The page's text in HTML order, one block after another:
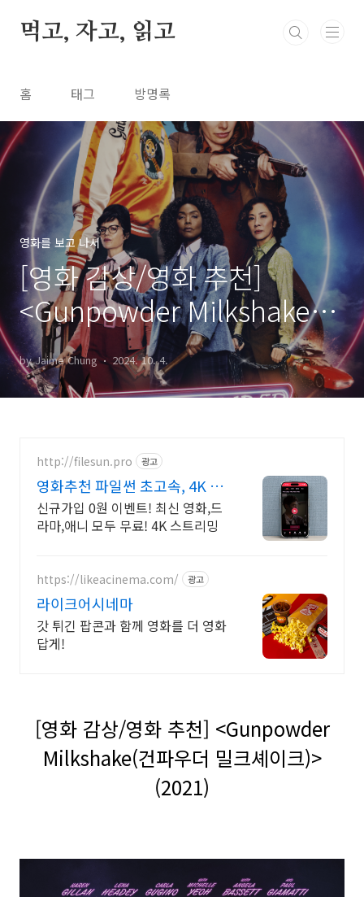
먹고, 자고, 읽고
홈 태그 방명록
영화를 보고 나서
[영화 감상/영화 추천]
<Gunpowder Milkshake(건
파우더 밀크셰이크)>(2021)
by Jaime Chung 2024. 10. 4.
http://filesun.pro 광고
영화추천 파일썬 초고속, 4K 실
시간 보기!
신규가입 0원 이벤트! 최신 영화,드
라마,애니 모두 무료! 4K 스트리밍
https://likeacinema.com/ 광고
라이크어시네마
갓 튀긴 팝콘과 함께 영화를 더 영화
답게!
[영화 감상/영화 추천] <Gunpowder
Milkshake(건파우더 밀크셰이크)>
(2021)